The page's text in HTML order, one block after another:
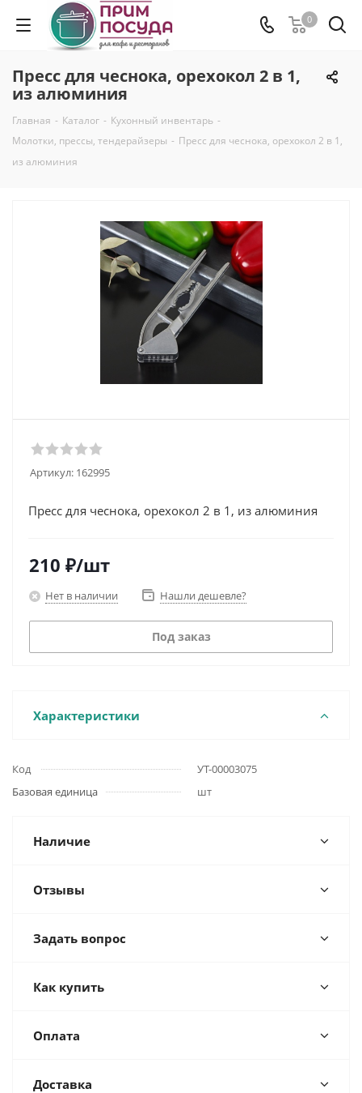
0
Пресс для чеснока, орехокол 2 в 1,
из алюминия
Главная - Каталог - Кухонный инвентарь -
Молотки, прессы, тендерайзеры - Пресс для чеснока, орехокол 2 в 1,
из алюминия
Артикул: 162995
Пресс для чеснока, орехокол 2 в 1, из алюминия
210 ₽/шт
Нет в наличии Нашли дешевле?
Под заказ
Характеристики
Код
УТ-00003075
Базовая единица
шт
Наличие
Отзывы
Задать вопрос
Как купить
Оплата
Доставка